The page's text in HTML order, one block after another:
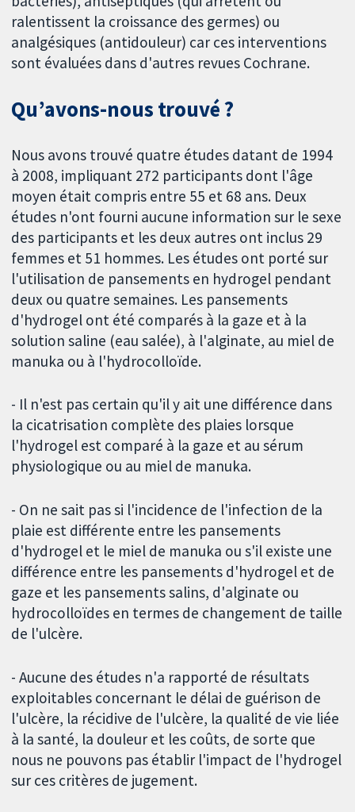
ralentissent la croissance des germes) ou
analgésiques (antidouleur) car ces interventions
sont évaluées dans d'autres revues Cochrane.
Qu’avons-nous trouvé ?
Nous avons trouvé quatre études datant de 1994
à 2008, impliquant 272 participants dont l'âge
moyen était compris entre 55 et 68 ans. Deux
études n'ont fourni aucune information sur le sexe
des participants et les deux autres ont inclus 29
femmes et 51 hommes. Les études ont porté sur
l'utilisation de pansements en hydrogel pendant
deux ou quatre semaines. Les pansements
d'hydrogel ont été comparés à la gaze et à la
solution saline (eau salée), à l'alginate, au miel de
manuka ou à l'hydrocolloïde.
- Il n'est pas certain qu'il y ait une différence dans
la cicatrisation complète des plaies lorsque
l'hydrogel est comparé à la gaze et au sérum
physiologique ou au miel de manuka.
- On ne sait pas si l'incidence de l'infection de la
plaie est différente entre les pansements
d'hydrogel et le miel de manuka ou s'il existe une
différence entre les pansements d'hydrogel et de
gaze et les pansements salins, d'alginate ou
hydrocolloïdes en termes de changement de taille
de l'ulcère.
- Aucune des études n'a rapporté de résultats
exploitables concernant le délai de guérison de
l'ulcère, la récidive de l'ulcère, la qualité de vie liée
à la santé, la douleur et les coûts, de sorte que
nous ne pouvons pas établir l'impact de l'hydrogel
sur ces critères de jugement.